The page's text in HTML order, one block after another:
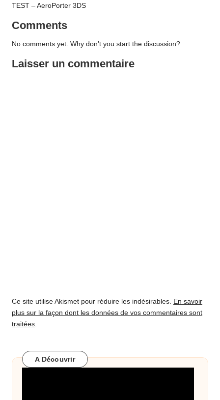
TEST – AeroPorter 3DS
Comments
No comments yet. Why don’t you start the discussion?
Laisser un commentaire
Ce site utilise Akismet pour réduire les indésirables. En savoir
plus sur la façon dont les données de vos commentaires sont
traitées.
A Découvrir